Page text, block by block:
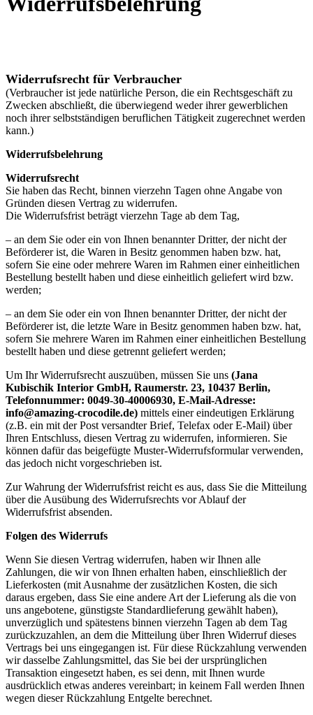
Widerrufsrecht für Verbraucher
(Verbraucher ist jede natürliche Person, die ein Rechtsgeschäft zu
Zwecken abschließt, die überwiegend weder ihrer gewerblichen
noch ihrer selbstständigen beruflichen Tätigkeit zugerechnet werden
kann.)
Widerrufsbelehrung
Widerrufsrecht
Sie haben das Recht, binnen vierzehn Tagen ohne Angabe von
Gründen diesen Vertrag zu widerrufen.
Die Widerrufsfrist beträgt vierzehn Tage ab dem Tag,
– an dem Sie oder ein von Ihnen benannter Dritter, der nicht der
Beförderer ist, die Waren in Besitz genommen haben bzw. hat,
sofern Sie eine oder mehrere Waren im Rahmen einer einheitlichen
Bestellung bestellt haben und diese einheitlich geliefert wird bzw.
werden;
– an dem Sie oder ein von Ihnen benannter Dritter, der nicht der
Beförderer ist, die letzte Ware in Besitz genommen haben bzw. hat,
sofern Sie mehrere Waren im Rahmen einer einheitlichen Bestellung
bestellt haben und diese getrennt geliefert werden;
Um Ihr Widerrufsrecht auszuüben, müssen Sie uns (Jana
Kubischik Interior GmbH, Raumerstr. 23, 10437 Berlin,
Telefonnummer: 0049-30-40006930, E-Mail-Adresse:
info@amazing-crocodile.de) mittels einer eindeutigen Erklärung
(z.B. ein mit der Post versandter Brief, Telefax oder E-Mail) über
Ihren Entschluss, diesen Vertrag zu widerrufen, informieren. Sie
können dafür das beigefügte Muster-Widerrufsformular verwenden,
das jedoch nicht vorgeschrieben ist.
Zur Wahrung der Widerrufsfrist reicht es aus, dass Sie die Mitteilung
über die Ausübung des Widerrufsrechts vor Ablauf der
Widerrufsfrist absenden.
Folgen des Widerrufs
Wenn Sie diesen Vertrag widerrufen, haben wir Ihnen alle
Zahlungen, die wir von Ihnen erhalten haben, einschließlich der
Lieferkosten (mit Ausnahme der zusätzlichen Kosten, die sich
daraus ergeben, dass Sie eine andere Art der Lieferung als die von
uns angebotene, günstigste Standardlieferung gewählt haben),
unverzüglich und spätestens binnen vierzehn Tagen ab dem Tag
zurückzuzahlen, an dem die Mitteilung über Ihren Widerruf dieses
Vertrags bei uns eingegangen ist. Für diese Rückzahlung verwenden
wir dasselbe Zahlungsmittel, das Sie bei der ursprünglichen
Transaktion eingesetzt haben, es sei denn, mit Ihnen wurde
ausdrücklich etwas anderes vereinbart; in keinem Fall werden Ihnen
wegen dieser Rückzahlung Entgelte berechnet.